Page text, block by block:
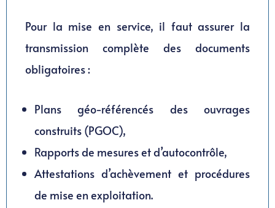
Pour la mise en service, il faut assurer la
transmission complète des documents
obligatoires :
Plans géo-référencés des ouvrages
construits (PGOC),
Rapports de mesures et d’autocontrôle,
Attestations d’achèvement et procédures
de mise en exploitation.